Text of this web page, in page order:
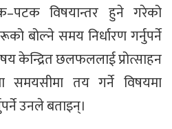
विषयान्तर हुने गरेको
बोल्ने समय निर्धारण गर्नुपर्ने
केन्द्रित छलफललाई प्रोत्साहन
समयसीमा तय गर्ने विषयमा
उनले बताइन्।